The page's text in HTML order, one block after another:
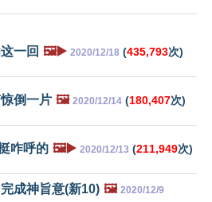
一回 🖼️▶️ 2020/12/18 (435,793次)
倒一片 🖼️ 2020/12/14 (180,407次)
咋呼的 🖼️▶️ 2020/12/13 (211,949次)
成神旨意(新10) 🖼️ 2020/12/9